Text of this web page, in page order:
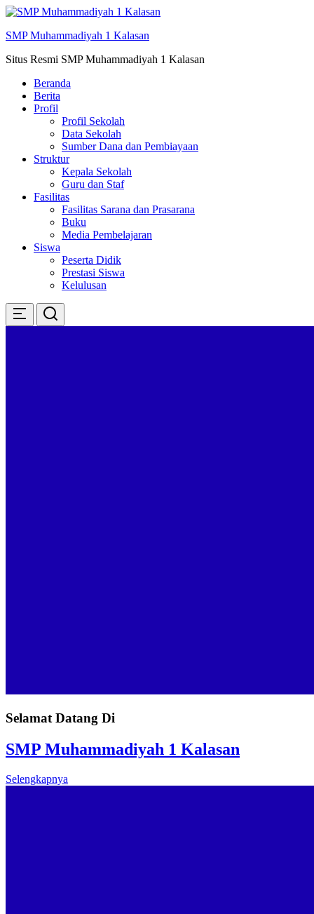
Skip
konten
SMP Muhammadiyah 1 Kalasan
Situs Resmi SMP Muhammadiyah 1 Kalasan
Beranda
Berita
Profil
Profil Sekolah
Data Sekolah
Sumber Dana dan Pembiayaan
Struktur
Kepala Sekolah
Guru dan Staf
Fasilitas
Fasilitas Sarana dan Prasarana
Buku
Media Pembelajaran
Siswa
Peserta Didik
Prestasi Siswa
Kelulusan
Selamat Datang Di
SMP Muhammadiyah 1 Kalasan
Selengkapnya